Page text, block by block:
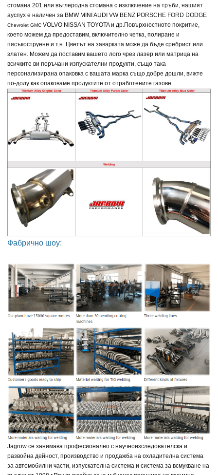
стомана 201 или въглеродна стомана с изключение на тръби, нашият
ауспух е наличен за BMW MINI AUDI VW BENZ PORSCHE FORD DODGE
Chevrolet GMC VOLVO NISSAN TOYOTA и др.Повърхностното покритие,
което можем да предоставим, включително четка, полиране и
пясъкоструене и т.н. Цветът на заварката може да бъде сребрист или
златен. Можем да поставим вашето лого чрез лазер или матрица на
всичките ви поръчани изпускателни продукти, също така
персонализирана опаковка с вашата марка също добре дошли, вижте
по-долу как опаковаме продуктите от отработените газове.
Фабрично шоу:
Jagrow се занимава професионално с научноизследователска и
развойна дейност, производство и продажба на охладителна система
за автомобилни части, изпускателна система и система за всмукване на